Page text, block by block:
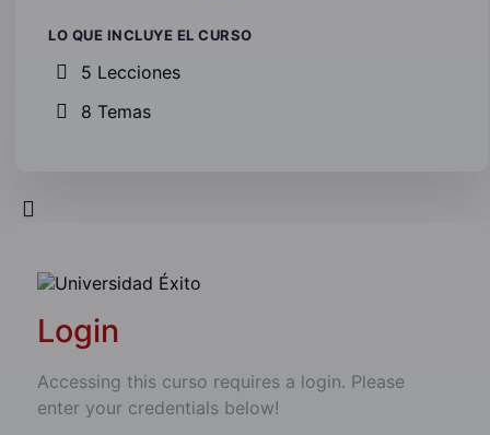
LO QUE INCLUYE EL CURSO
5 Lecciones
8 Temas
Login
Accessing this curso requires a login. Please
enter your credentials below!